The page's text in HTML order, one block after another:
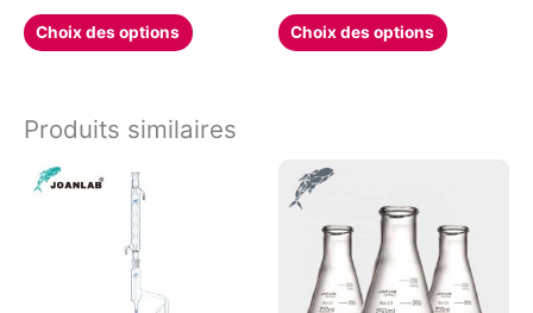
Choix des options
produit
variations.
Choix des options
produit
être
choisies
sur
la
Produits similaires